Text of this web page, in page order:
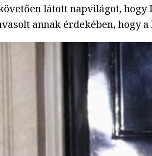
látott napvilágot,
annak érdekében, hogy